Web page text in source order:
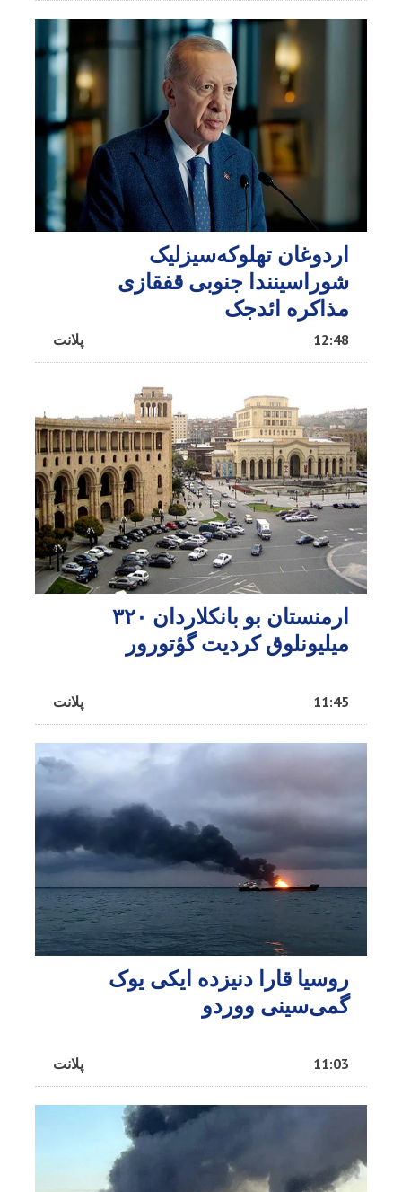
اردوغان تهلوکه‌سیزلیک
شوراسینندا جنوبی قفقازی
مذاکره ائد‌جک
پلانت 12:48
ارمنستان بو بانکلاردان ۳۲۰
میلیونلوق کردیت گؤتورور
پلانت 11:45
روسیا قارا دنیزده ایکی یوک
گمی‌سینی ووردو
پلانت 11:03